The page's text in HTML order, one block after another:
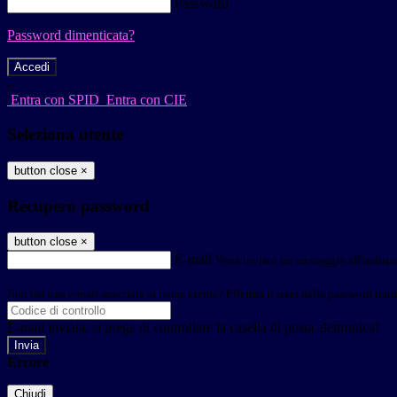
Password
Password dimenticata?
-
Entra con SPID Entra con CIE
Seleziona utente
button close ×
Recupero password
button close ×
E-mail Verrà inviato un messaggio
Non hai una e-mail associata al nome utente? Effettua il reset della password
E-mail inviata, si prega di controllare la casella di posta elettronica!
Errore
Chiudi